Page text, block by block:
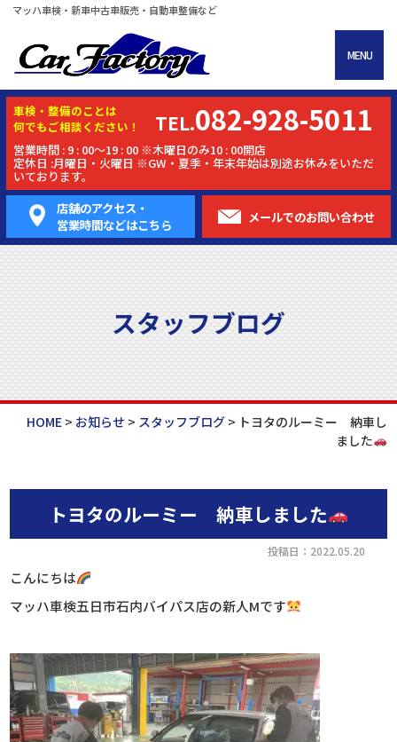
マッハ車検・新車中古車販売・自動車整備など
MENU
車検・ 整備のことは
何でもご相談ください！
TEL.082-928-5011
営業時間 : 9 : 00～19 : 00 ※木曜日のみ10 : 00開店
定休日 :月曜日・火曜日 ※GW・夏季・年末年始は別途お休みをいただ
いております。
店舗のアクセス・
営業時間などはこちら
メールでのお問い合わせ
スタッフブログ
HOME> お知らせ > スタッフブログ> トヨタのルーミー 納車し
ました
トヨタのルーミー 納車しました
投稿日：2022.05.20
こんにちは
マッハ車検五日市石内バイパス店の新人Mです